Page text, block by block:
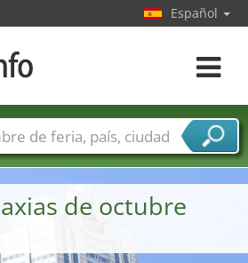
de octubre
Español
toggle
Países
Ciudades
de servicios